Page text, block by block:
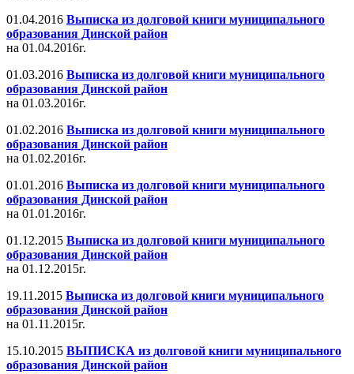
01.04.2016 Выписка из долговой книги муниципального
образования Динской район
на 01.04.2016г.
01.03.2016 Выписка из долговой книги муниципального
образования Динской район
на 01.03.2016г.
01.02.2016 Выписка из долговой книги муниципального
образования Динской район
на 01.02.2016г.
01.01.2016 Выписка из долговой книги муниципального
образования Динской район
на 01.01.2016г.
01.12.2015 Выписка из долговой книги муниципального
образования Динской район
на 01.12.2015г.
19.11.2015 Выписка из долговой книги муниципального
образования Динской район
на 01.11.2015г.
15.10.2015 ВЫПИСКА из долговой книги муниципального
образования Динской район